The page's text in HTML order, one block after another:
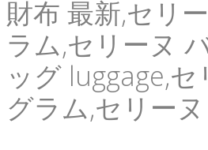
財布 最新,セリ
ラム,セリーヌ
ッグ luggage,
グラム,セリー